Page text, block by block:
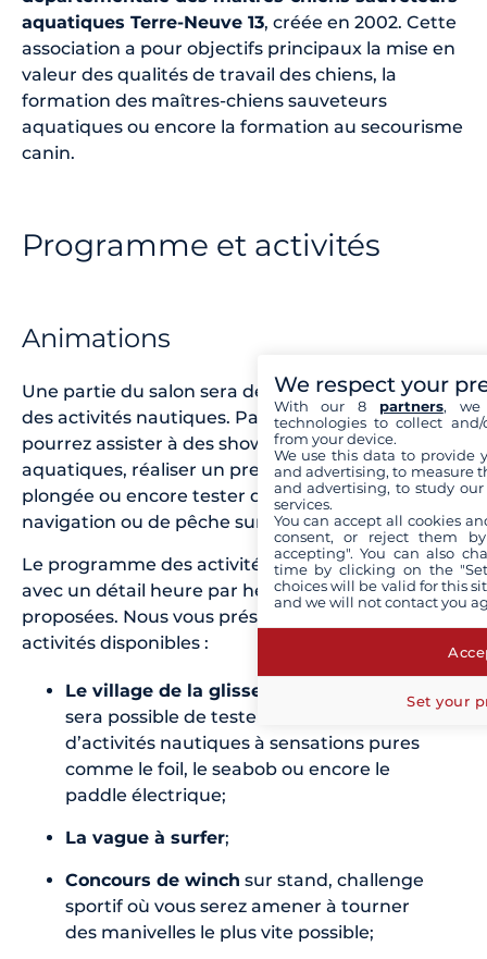
aquatiques Terre-Neuve 13, créée en 2002. Cette
association a pour objectifs principaux la mise en
valeur des qualités de travail des chiens, la
formation des maîtres-chiens sauveteurs
aquatiques ou encore la formation au secourisme
canin.
Programme et activités
Animations
Une partie du salon sera dédiée à la découverte
des activités nautiques. Par conséquent, vous
pourrez assister à des shows de sports
aquatiques, réaliser un premier baptême de
plongée ou encore tester des manœuvres de
navigation ou de pêche sur simulateur.
Le programme des activités est établi à l’avance
avec un détail heure par heure des animations
proposées. Nous vous présentons ici quelques
activités disponibles :
Le village de la glisse
sur lequel il vous
sera possible de tester un ensemble
d’activités nautiques à sensations pures
comme le foil, le seabob ou encore le
paddle électrique;
La vague à surfer;
Concours de winch sur stand, challenge
sportif où vous serez amener à tourner
des manivelles le plus vite possible;
We respect your
With our 8 partners, we
technologies to collect
from your device.
We use this data to provide
and advertising, to measure
and advertising, to study
services.
You can accept all cookies
consent, or reject them
accepting". You can also
time by clicking on the
choices will be valid for this
and we will not contact you
Set your